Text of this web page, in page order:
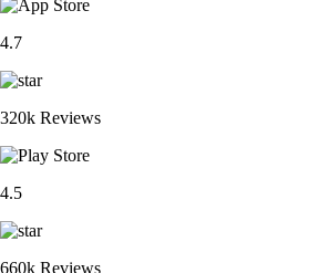
4.7
320k Reviews
4.5
660k Reviews